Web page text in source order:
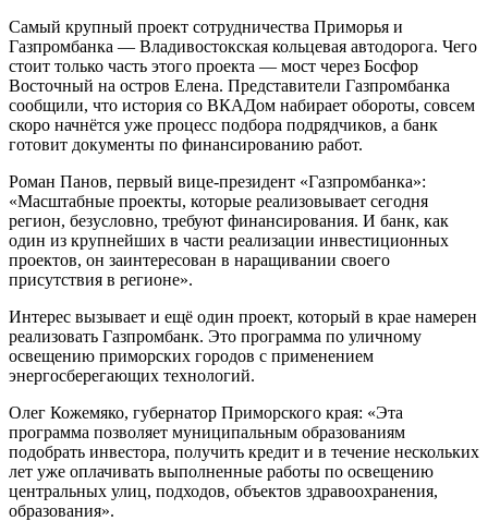
Самый крупный проект сотрудничества Приморья и
Газпромбанка — Владивостокская кольцевая автодорога. Чего
стоит только часть этого проекта — мост через Босфор
Восточный на остров Елена. Представители Газпромбанка
сообщили, что история со ВКАДом набирает обороты, совсем
скоро начнётся уже процесс подбора подрядчиков, а банк
готовит документы по финансированию работ.
Роман Панов, первый вице-президент «Газпромбанка»:
«Масштабные проекты, которые реализовывает сегодня
регион, безусловно, требуют финансирования. И банк, как
один из крупнейших в части реализации инвестиционных
проектов, он заинтересован в наращивании своего
присутствия в регионе».
Интерес вызывает и ещё один проект, который в крае намерен
реализовать Газпромбанк. Это программа по уличному
освещению приморских городов с применением
энергосберегающих технологий.
Олег Кожемяко, губернатор Приморского края: «Эта
программа позволяет муниципальным образованиям
подобрать инвестора, получить кредит и в течение нескольких
лет уже оплачивать выполненные работы по освещению
центральных улиц, подходов, объектов здравоохранения,
образования».